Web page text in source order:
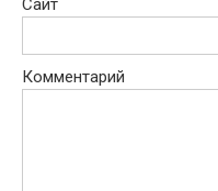
Сайт
Комментарий